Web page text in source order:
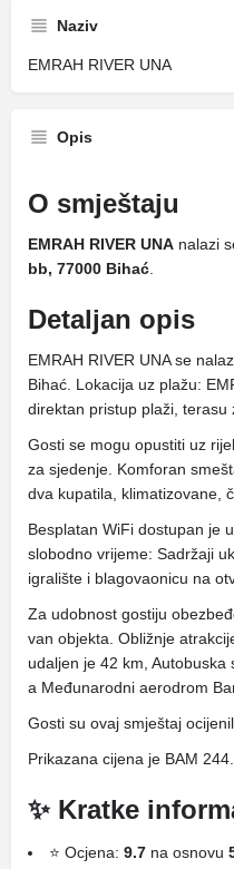
Naziv
EMRAH RIVER UNA
Opis
O smještaju
EMRAH RIVER UNA nalazi
bb, 77000 Bihać
Detaljan opis
EMRAH RIVER UNA se
Bihać. Lokacija uz plažu:
direktan pristup plaži, terasu
Gosti se mogu opustiti uz
za sjedenje. Komforan
dva kupatila, klimatizovane,
Besplatan WiFi dostupan je
slobodno vrijeme: Sadržaji
igralište i blagovaonicu na
Za udobnost gostiju
van objekta. Obližnje
udaljen je 42 km, Autobuska
a Međunarodni aerodrom
Gosti su ovaj smještaj
Prikazana cijena je BAM
✨ Kratke
⭐ Ocjena: 9.7 na osnovu